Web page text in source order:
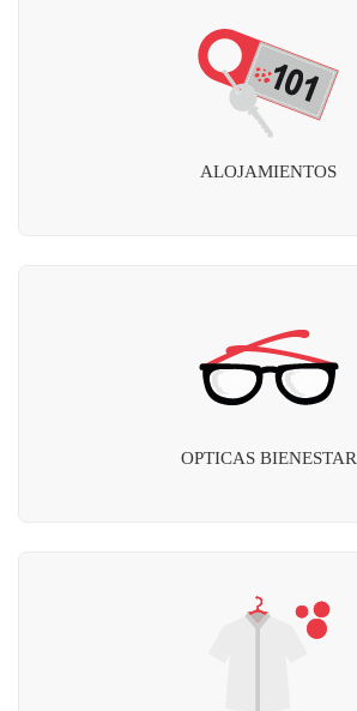
ALOJAMIENTOS
OPTICAS BIENESTAR